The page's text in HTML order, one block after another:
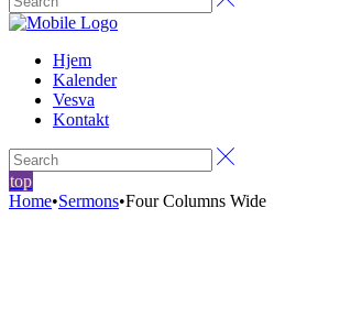
Hjem
Kalender
Vesva
Kontakt
top
Home•Sermons•Four Columns Wide